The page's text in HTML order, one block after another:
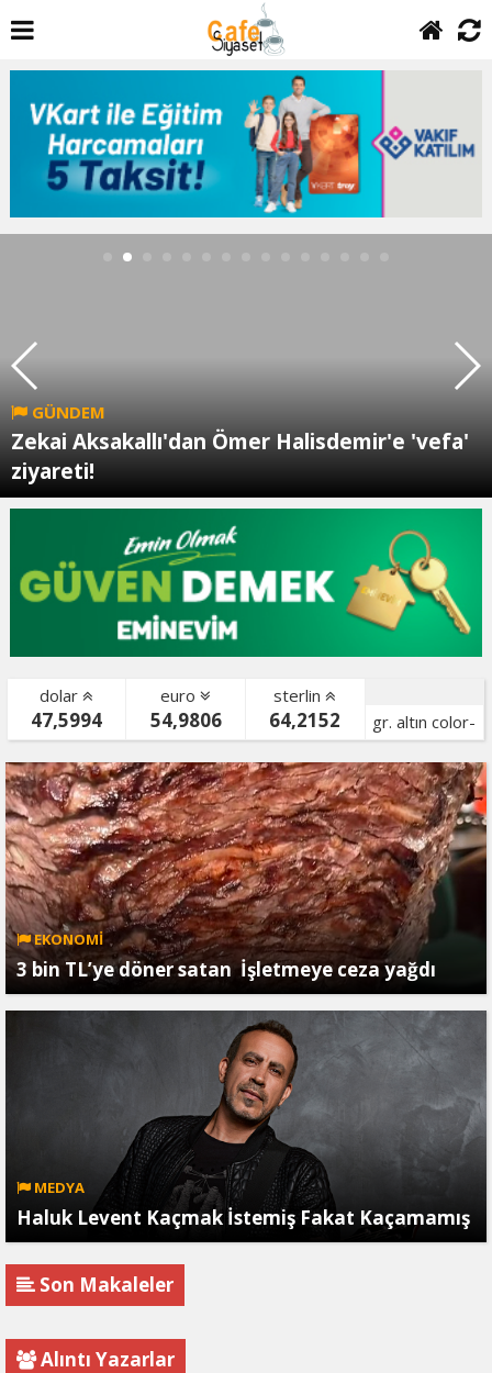
GÜNDEM
Zekai Aksakallı'dan Ömer Halisdemir'e 'vefa'
ziyareti!
dolar
47,5994
euro
54,9806
sterlin
64,2152
gr. altın color-
bist color-
EKONOMİ
3 bin TL’ye döner satan İşletmeye ceza yağdı
MEDYA
Haluk Levent Kaçmak İstemiş Fakat Kaçamamış
Son Makaleler
Alıntı Yazarlar